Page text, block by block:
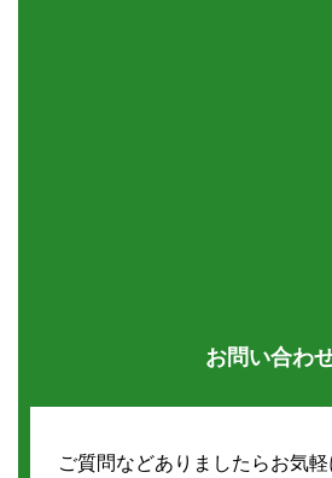
お問い合わ
ご質問などありましたらお気